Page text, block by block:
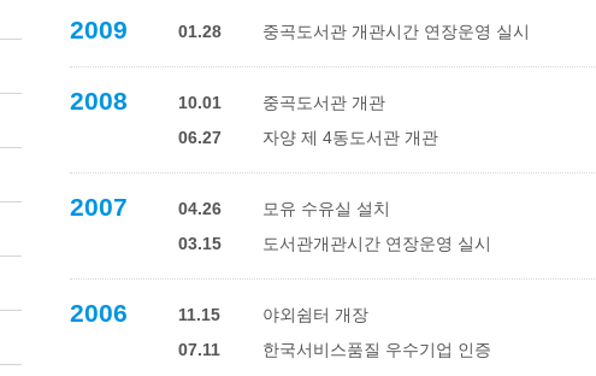
2009 01.28 중곡도서관 개관시간 연장운영 실시
2008 10.01
중곡도서관 개관
06.27
자양 제 4동도서관 개관
2007 04.26
모유 수유실 설치
03.15
도서관개관시간 연장운영 실시
2006 11.15
야외쉼터 개장
07.11
한국서비스품질 우수기업 인증